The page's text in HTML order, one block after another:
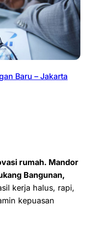
Baru – Jakarta
rumah. Mandor
Bangunan,
kerja halus, rapi,
kepuasan